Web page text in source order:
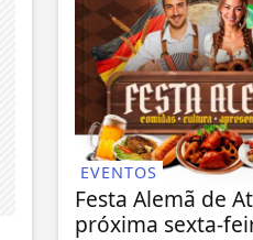
EVENTOS
Festa Alemã de
próxima sexta-